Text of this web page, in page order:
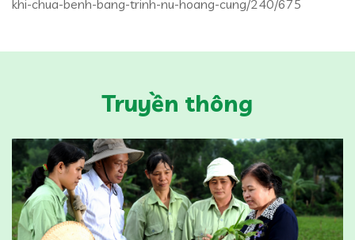
khi-chua-benh-bang-trinh-nu-hoang-cung/240/675
Truyền thông